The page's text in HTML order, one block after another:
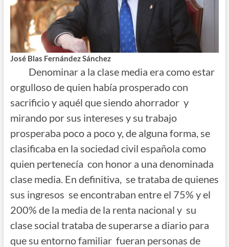
José Blas Fernández Sánchez
Denominar a la clase media era como estar
orgulloso de quien había prosperado con
sacrificio y aquél que siendo ahorrador y
mirando por sus intereses y su trabajo
prosperaba poco a poco y, de alguna forma, se
clasificaba en la sociedad civil española como
quien pertenecía con honor a una denominada
clase media. En definitiva, se trataba de quienes
sus ingresos se encontraban entre el 75% y el
200% de la media de la renta nacional y su
clase social trataba de superarse a diario para
que su entorno familiar fueran personas de